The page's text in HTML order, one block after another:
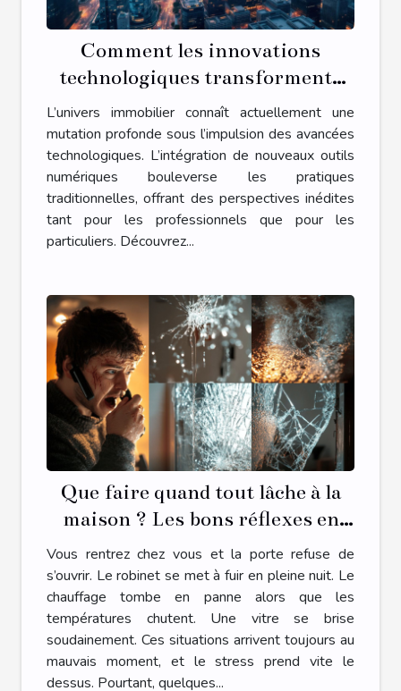
Comment les innovations
technologiques transforment-
elles le secteur immobilier ?
L’univers immobilier connaît actuellement une
mutation profonde sous l’impulsion des avancées
technologiques. L’intégration de nouveaux outils
numériques bouleverse les pratiques
traditionnelles, offrant des perspectives inédites
tant pour les professionnels que pour les
particuliers. Découvrez...
Que faire quand tout lâche à la
maison ? Les bons réflexes en
cas d’urgence plomberie,
serrurerie, chauffage ou vitrerie
Vous rentrez chez vous et la porte refuse de
s’ouvrir. Le robinet se met à fuir en pleine nuit. Le
chauffage tombe en panne alors que les
températures chutent. Une vitre se brise
soudainement. Ces situations arrivent toujours au
mauvais moment, et le stress prend vite le
dessus. Pourtant, quelques...